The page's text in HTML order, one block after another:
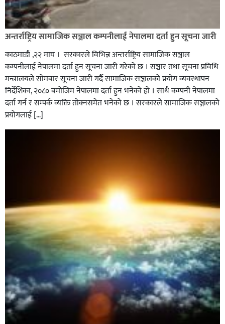
अन्तर्राष्ट्रिय सामाजिक सञ्जाल कम्पनीलाई नेपालमा दर्ता हुन सूचना जारी
काठमाडौं ,२२ माघ । सरकारले विभिन्न अन्तर्राष्ट्रिय सामाजिक सञ्जाल
कम्पनीलाई नेपालमा दर्ता हुन सूचना जारी गरेको छ । सञ्चार तथा सूचना प्रविधि
मन्त्रालयले सोमबार सूचना जारी गर्दै सामाजिक सञ्जालको प्रयोग व्यवस्थापन
निर्देशिका, २०८० बमोजिम नेपालमा दर्ता हुन भनेको हो । साथै कम्पनी नेपालमा
दर्ता गर्न र सम्पर्क व्यक्ति तोक्नसमेत भनेको छ । सरकारले सामाजिक सञ्जालको
प्रयोगलाई […]